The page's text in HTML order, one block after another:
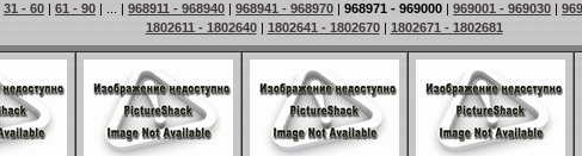
31 - 60 | 61 - 90 | ... | 968911 - 968940 | 968941 - 968970 | 968971 - 969000 | 969001 - 969030 |
1802611 - 1802640| 1802641 - 1802670| 1802671 - 1802681